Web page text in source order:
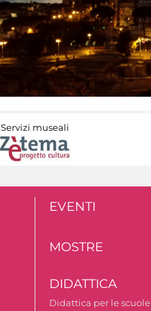
Servizi museali
EVENTI
MOSTRE
DIDATTICA
Didattica per le scuole